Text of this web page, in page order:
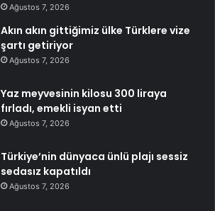
Ağustos 7, 2026
Akın akın gittiğimiz ülke Türklere vize
şartı getiriyor
Ağustos 7, 2026
Yaz meyvesinin kilosu 300 liraya
fırladı, emekli isyan etti
Ağustos 7, 2026
Türkiye’nin dünyaca ünlü plajı sessiz
sedasız kapatıldı
Ağustos 7, 2026